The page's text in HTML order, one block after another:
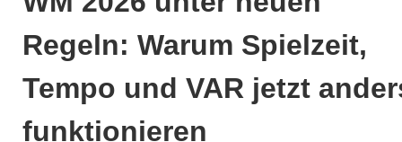
Regeln: Warum Spielzeit,
Tempo und VAR jetzt
funktionieren